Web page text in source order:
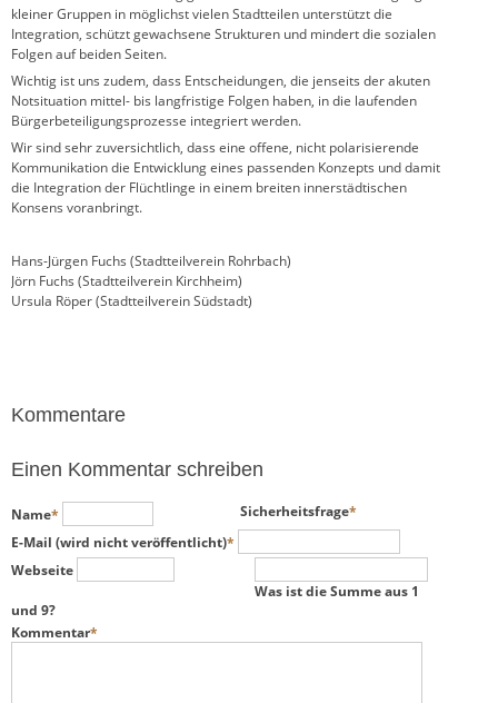
kleiner Gruppen in möglichst vielen Stadtteilen unterstützt die
Integration, schützt gewachsene Strukturen und mindert die sozialen
Folgen auf beiden Seiten.
Wichtig ist uns zudem, dass Entscheidungen, die jenseits der akuten
Notsituation mittel- bis langfristige Folgen haben, in die laufenden
Bürgerbeteiligungsprozesse integriert werden.
Wir sind sehr zuversichtlich, dass eine offene, nicht polarisierende
Kommunikation die Entwicklung eines passenden Konzepts und damit
die Integration der Flüchtlinge in einem breiten innerstädtischen
Konsens voranbringt.
Hans-Jürgen Fuchs (Stadtteilverein Rohrbach)
Jörn Fuchs (Stadtteilverein Kirchheim)
Ursula Röper (Stadtteilverein Südstadt)
Kommentare
Einen Kommentar schreiben
Pflichtfeld
Name*
Pflichtfeld
E-Mail (wird nicht veröffentlicht)*
Webseite
Pflichtfeld
Sicherheitsfrage*
Was ist die Summe aus 1
und 9?
Pflichtfeld
Kommentar*